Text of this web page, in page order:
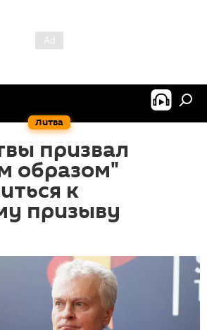
Литва
призвал
образом"
к
призыву